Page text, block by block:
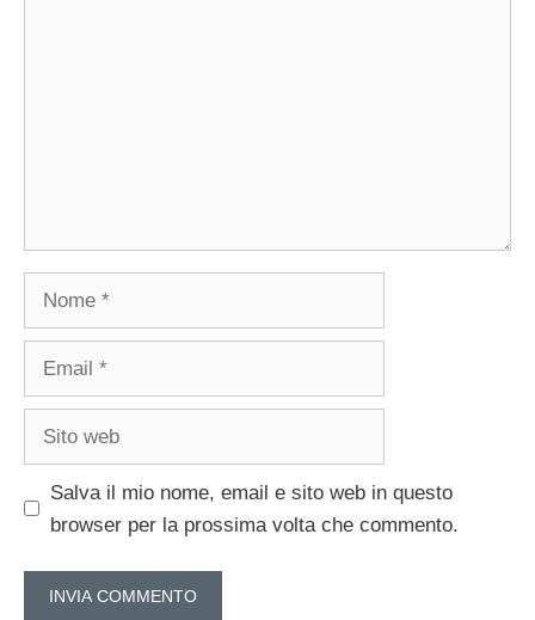
Nome
Email
Sito
Salva il mio nome, email e sito web in questo
browser per la prossima volta che commento.